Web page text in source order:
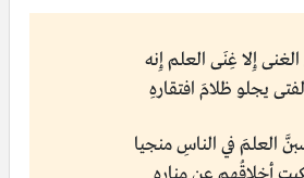
إِلا غِنَى العلم إِنه
يجلو ظلامَ افتقارهِ
العلمَ في الناسِ منجيا